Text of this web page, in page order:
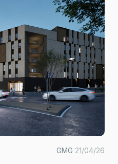
GMG 21/04/26